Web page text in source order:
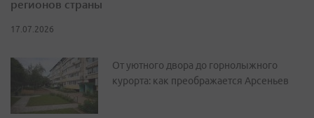
регионов страны
17.07.2026
От уютного двора до горнолыжного
курорта: как преображается Арсеньев